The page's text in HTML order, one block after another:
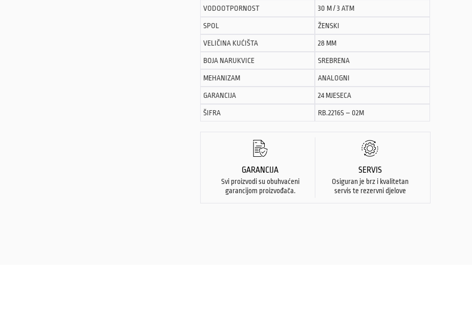
VODOOTPORNOST 30 M / 3 ATM
SPOL ŽENSKI
VELIČINA KUĆIŠTA 28 MM
BOJA NARUKVICE SREBRENA
MEHANIZAM ANALOGNI
GARANCIJA 24 MJESECA
ŠIFRA RB.2216S – 02M
GARANCIJA
Svi proizvodi su obuhvaćeni
garancijom proizvođača.
SERVIS
Osiguran je brz i kvalitetan
servis te rezervni djelove